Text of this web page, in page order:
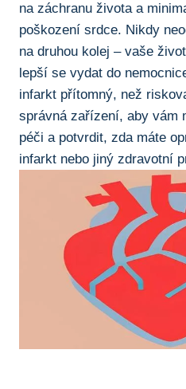
na ⁤záchranu ‌života a
poškození srdce. Nikdy
‌na druhou kolej – vaše
lepší se vydat do
infarkt přítomný, než
správná zařízení, aby ⁢vám
⁢péči ​a potvrdit, zda ‍máte
infarkt nebo jiný zdravotní‍